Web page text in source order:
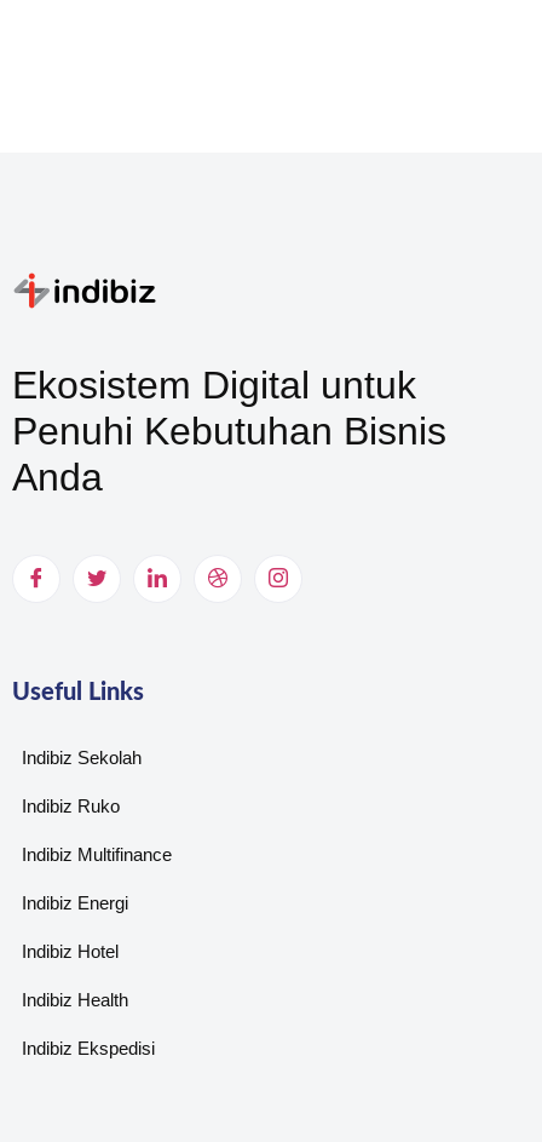
Ekosistem Digital untuk
Penuhi Kebutuhan Bisnis
Anda
Useful Links
Indibiz Sekolah
Indibiz Ruko
Indibiz Multifinance
Indibiz Energi
Indibiz Hotel
Indibiz Health
Indibiz Ekspedisi